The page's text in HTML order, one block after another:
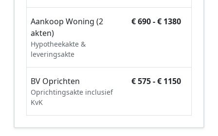
Aankoop Woning (2
akten)
Hypotheekakte &
leveringsakte
€ 690 - € 1380
BV Oprichten
Oprichtingsakte inclusief
KvK
€ 575 - € 1150